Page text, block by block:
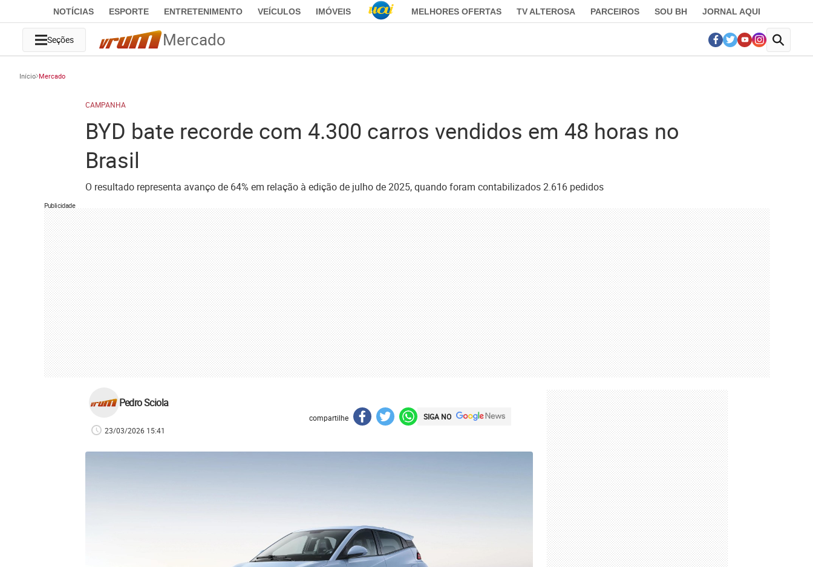
NOTÍCIAS ESPORTE ENTRETENIMENTO VEÍCULOS IMÓVEIS MELHORES OFERTAS TV ALTEROSA PARCEIROS SOU BH JORNAL AQUI
Seções Mercado
Início Mercado
CAMPANHA
BYD bate recorde com 4.300 carros vendidos em 48 horas no
Brasil
O resultado representa avanço de 64% em relação à edição de julho de 2025, quando foram contabilizados 2.616 pedidos
Publicidade
Pedro Sciola
23/03/2026 15:41
compartilhe SIGA NO